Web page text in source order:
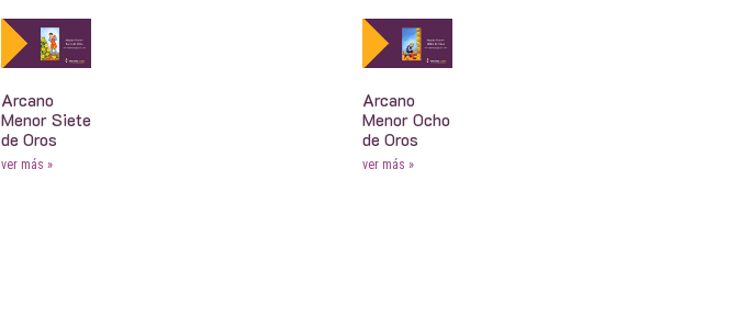
Arcano
Menor Siete
de Oros
ver más »
Arcano
Menor Ocho
de Oros
ver más »